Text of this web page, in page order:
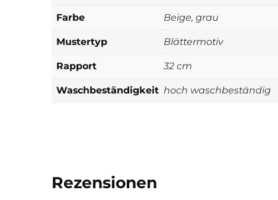
Farbe Beige, grau
Mustertyp Blättermotiv
Rapport 32 cm
Waschbeständigkeit hoch waschbeständig
Rezensionen